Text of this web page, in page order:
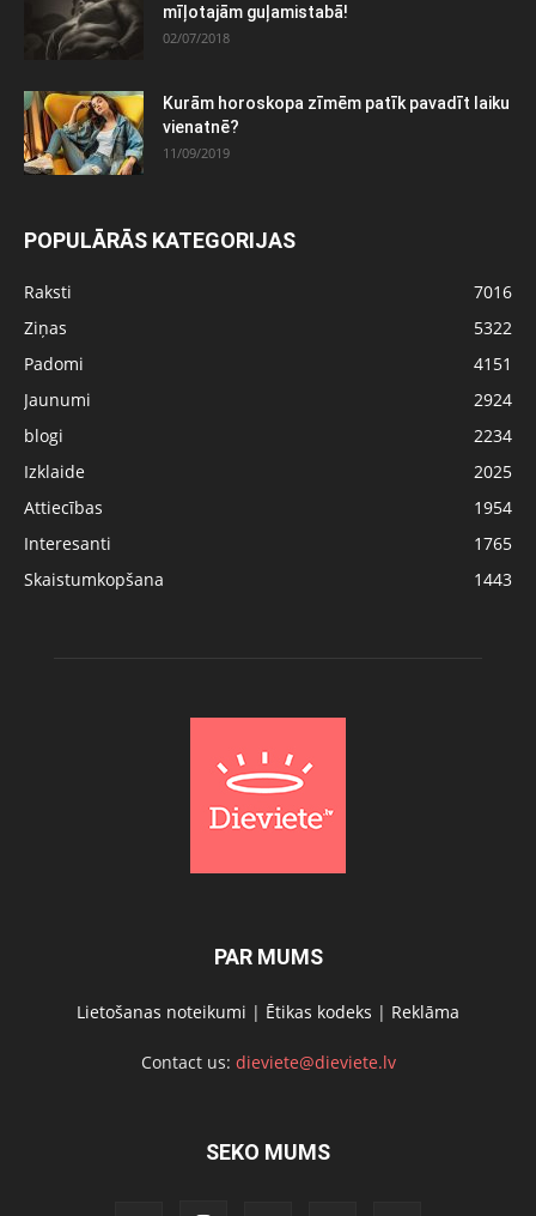
mīļotajām guļamistabā!
02/07/2018
Kurām horoskopa zīmēm patīk pavadīt laiku
vienatnē?
11/09/2019
POPULĀRĀS KATEGORIJAS
Raksti
7016
Ziņas
5322
Padomi
4151
Jaunumi
2924
blogi
2234
Izklaide
2025
Attiecības
1954
Interesanti
1765
Skaistumkopšana
1443
PAR MUMS
Lietošanas noteikumi | Ētikas kodeks | Reklāma
Contact us: dieviete@dieviete.lv
SEKO MUMS